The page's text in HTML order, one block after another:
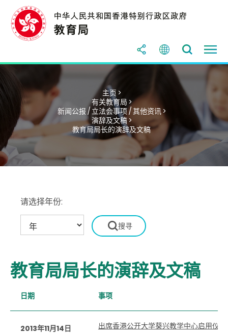
主页 >
有关教育局 >
新闻公报 / 立法会事项 / 其他资讯 >
演辞及文稿 >
教育局局长的演辞及文稿
请选择年份:
教育局局长的演辞及文稿
日期 事项
2013年11月14日 出席香港公开大学葵兴教学中心启用仪